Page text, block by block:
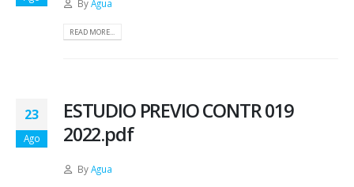
ByAgua
READ MORE...
23
Ago
ESTUDIO PREVIO CONTR 019
2022.pdf
ByAgua